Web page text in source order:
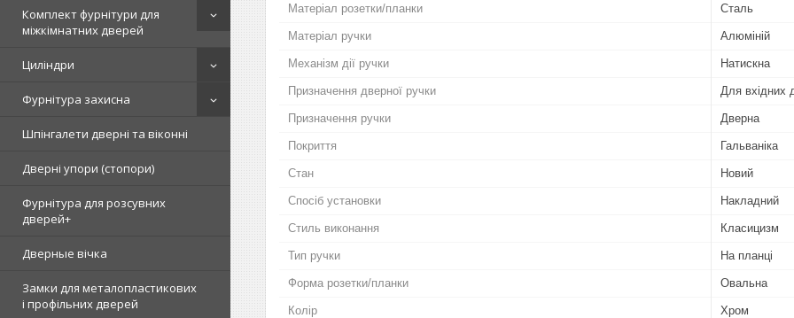
Комплект фурнітури для
міжкімнатних дверей
Циліндри
Фурнітура захисна
Шпінгалети дверні та віконні
Дверні упори (стопори)
Фурнітура для розсувних
дверей+
Дверные вічка
Замки для металопластикових
і профільних дверей
Матеріал розетки/планки Сталь
Матеріал ручки Алюміній
Механізм дії ручки Натискна
Призначення дверної ручки Для вхідних
Призначення ручки Дверна
Покриття Гальваніка
Стан Новий
Спосіб установки Накладний
Стиль виконання Класицизм
Тип ручки На планці
Форма розетки/планки Овальна
Колір Хром